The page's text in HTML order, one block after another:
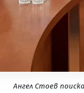
Ангел Стоев